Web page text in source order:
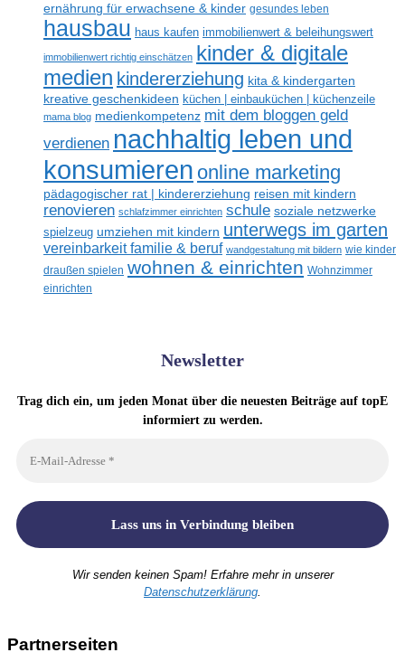
ernährung für erwachsene & kinder gesundes leben
hausbau haus kaufen immobilienwert & beleihungswert
immobilienwert richtig einschätzen kinder & digitale
medien kindererziehung kita & kindergarten
kreative geschenkideen küchen | einbauküchen | küchenzeile
mama blog medienkompetenz mit dem bloggen geld
verdienen nachhaltig leben und
konsumieren online marketing
pädagogischer rat | kindererziehung reisen mit kindern
renovieren schlafzimmer einrichten schule soziale netzwerke
spielzeug umziehen mit kindern unterwegs im garten
vereinbarkeit familie & beruf wandgestaltung mit bildern wie kinder
draußen spielen wohnen & einrichten Wohnzimmer
einrichten
Newsletter
Trag dich ein, um jeden Monat über die neuesten Beiträge auf topE
informiert zu werden.
Wir senden keinen Spam! Erfahre mehr in unserer
Datenschutzerklärung
Partnerseiten